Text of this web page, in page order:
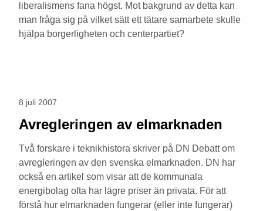
liberalismens fana högst. Mot bakgrund av detta kan
man fråga sig på vilket sätt ett tätare samarbete skulle
hjälpa borgerligheten och centerpartiet?
8 juli 2007
Avregleringen av elmarknaden
Två forskare i teknikhistora skriver på DN Debatt om
avregleringen av den svenska elmarknaden. DN har
också en artikel som visar att de kommunala
energibolag ofta har lägre priser än privata. För att
förstå hur elmarknaden fungerar (eller inte fungerar)